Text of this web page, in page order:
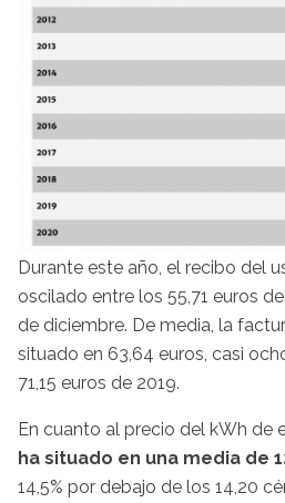
Durante este año, el recibo del
oscilado entre los 55,71 euros
de diciembre. De media, la
situado en 63,64 euros, casi
71,15 euros de 2019.
En cuanto al precio del kWh de
ha situado en una media de
14,5% por debajo de los 14,20